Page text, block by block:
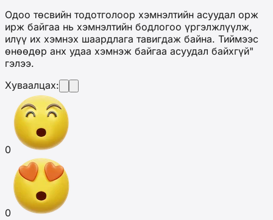
Одоо төсвийн тодотголоор хэмнэлтийн асуудал орж
ирж байгаа нь хэмнэлтийн бодлогоо үргэлжлүүлж,
илүү их хэмнэх шаардлага тавигдаж байна. Тиймээс
өнөөдөр анх удаа хэмнэж байгаа асуудал байхгүй"
гэлээ.
Хуваалцах:
0
0